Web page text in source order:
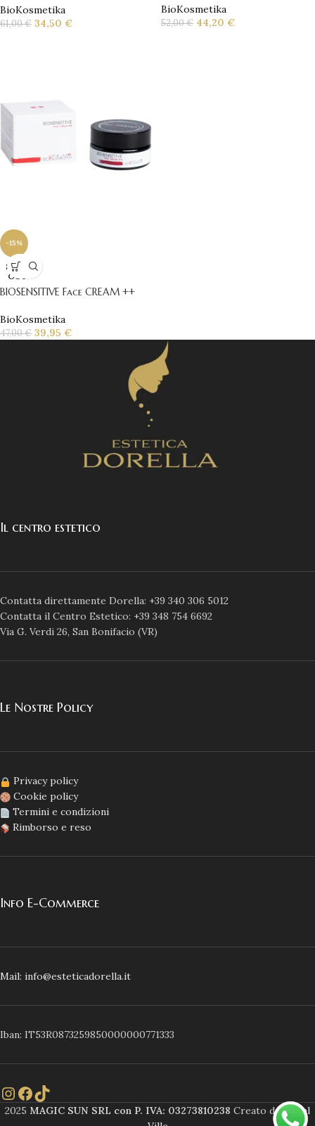
BioKosmetika
61,00€ 34,50 €
BioKosmetika
52,00€ 44,20 €
-15%
SOLD
OUT
BIOSENSITIVE Face CREAM ++
BioKosmetika
47,00€ 39,95 €
Il centro estetico
Contatta direttamente Dorella: +39 340 306 5012
Contatta il Centro Estetico: +39 348 754 6692
Via G. Verdi 26, San Bonifacio (VR)
Le Nostre Policy
Privacy policy
Cookie policy
Termini e condizioni
Rimborso e reso
Info E-Commerce
Mail: info@esteticadorella.it
Iban: IT53R0873259850000000771333
2025 MAGIC SUN SRL con P. IVA: 03273810238 Creato daSocial